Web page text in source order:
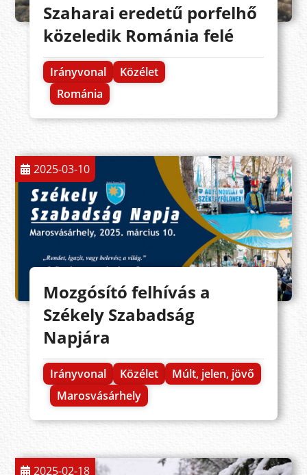
Szaharai eredetű porfelhő
közeledik Románia felé
Irányvonal
Közélet
Románia
2025-03-10
Mozgósító felhívás a
Székely Szabadság
Napjára
Irányvonal Közélet
Múlt, jelen, jövő
Marosvásárhely
2025-02-18